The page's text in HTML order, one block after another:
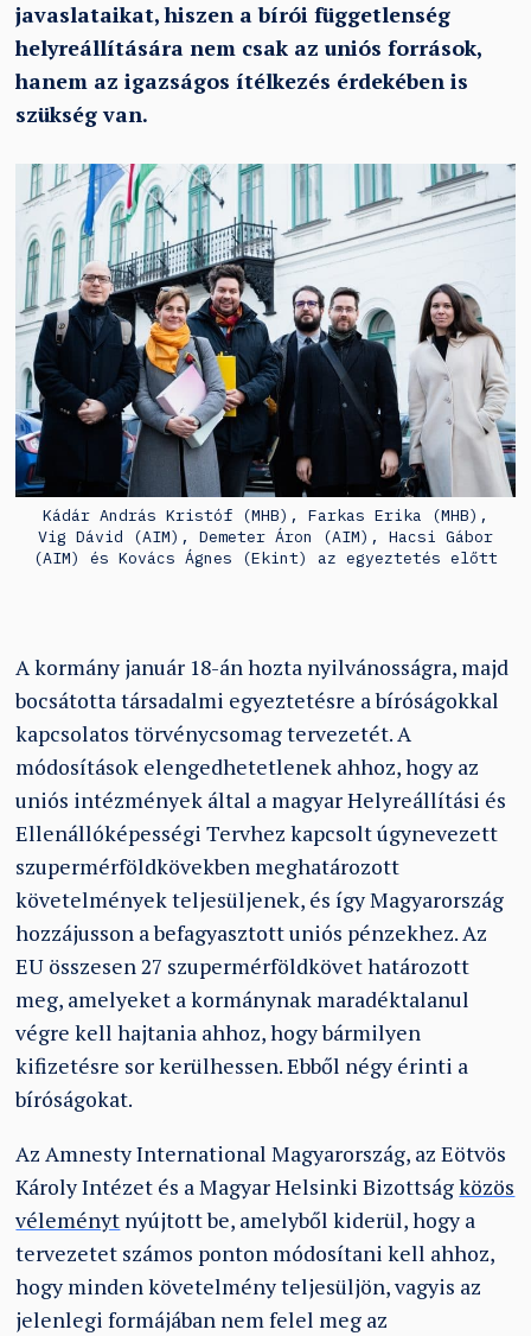
javaslataikat, hiszen a bírói függetlenség
helyreállítására nem csak az uniós források,
hanem az igazságos ítélkezés érdekében is
szükség van.
Kádár András Kristóf (MHB), Farkas Erika (MHB),
Vig Dávid (AIM), Demeter Áron (AIM), Hacsi Gábor
(AIM) és Kovács Ágnes (Ekint) az egyeztetés előtt
A kormány január 18-án hozta nyilvánosságra, majd
bocsátotta társadalmi egyeztetésre a bíróságokkal
kapcsolatos törvénycsomag tervezetét. A
módosítások elengedhetetlenek ahhoz, hogy az
uniós intézmények által a magyar Helyreállítási és
Ellenállóképességi Tervhez kapcsolt úgynevezett
szupermérföldkövekben meghatározott
követelmények teljesüljenek, és így Magyarország
hozzájusson a befagyasztott uniós pénzekhez. Az
EU összesen 27 szupermérföldkövet határozott
meg, amelyeket a kormánynak maradéktalanul
végre kell hajtania ahhoz, hogy bármilyen
kifizetésre sor kerülhessen. Ebből négy érinti a
bíróságokat.
Az Amnesty International Magyarország, az Eötvös
Károly Intézet és a Magyar Helsinki Bizottságközös
véleményt nyújtott be, amelyből kiderül, hogy a
tervezetet számos ponton módosítani kell ahhoz,
hogy minden követelmény teljesüljön, vagyis az
jelenlegi formájában nem felel meg az